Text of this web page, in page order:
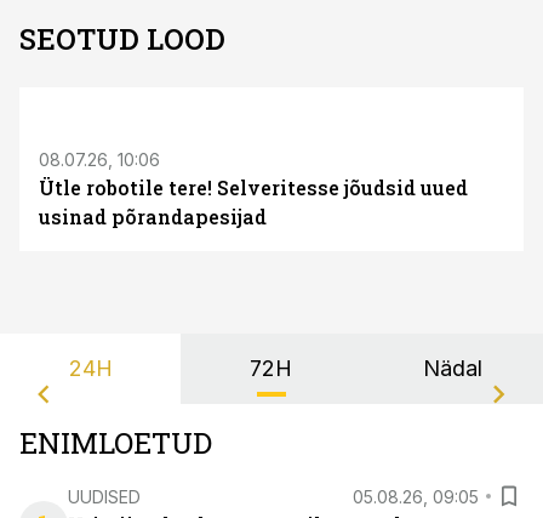
SEOTUD LOOD
08.07.26, 10:06
Ütle robotile tere! Selveritesse jõudsid uued
usinad põrandapesijad
24H 72H Nädal
ENIMLOETUD
UUDISED 05.08.26, 09:05